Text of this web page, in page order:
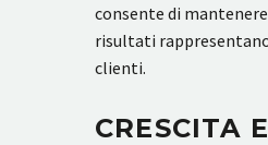
consente di
risultati
clienti.
CRESCITA